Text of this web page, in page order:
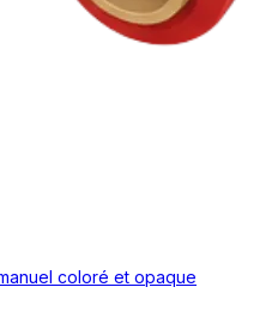
coloré et opaque